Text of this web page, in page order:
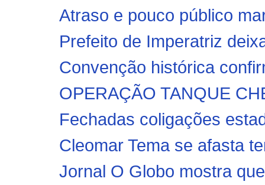
Atraso e pouco público
Prefeito de Imperatriz
Convenção histórica
OPERAÇÃO TANQUE
Fechadas coligações
Cleomar Tema se afasta
Jornal O Globo mostra